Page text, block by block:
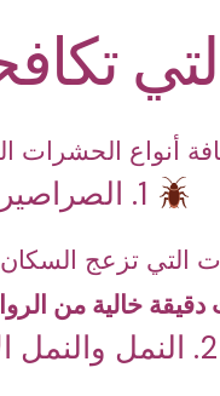
أنواع الحشرات
التي تزعج
خالية من